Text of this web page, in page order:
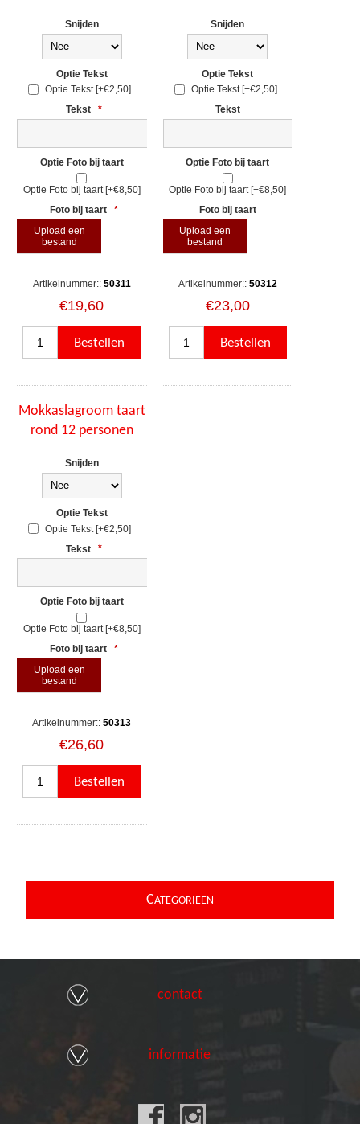
Snijden
Optie Tekst
Optie Tekst [+€2,50]
Tekst
*
Optie Foto bij taart
Optie Foto bij taart [+€8,50]
Foto bij taart
*
Upload een
bestand
Artikelnummer:: 50311
€19,60
Snijden
Optie Tekst
Optie Tekst [+€2,50]
Tekst
Optie Foto bij taart
Optie Foto bij taart [+€8,50]
Foto bij taart
Upload een
bestand
Artikelnummer:: 50312
€23,00
Mokkaslagroom taart
rond 12 personen
Snijden
Optie Tekst
Optie Tekst [+€2,50]
Tekst
*
Optie Foto bij taart
Optie Foto bij taart [+€8,50]
Foto bij taart
*
Upload een
bestand
Artikelnummer:: 50313
€26,60
CATEGORIEEN
contact
informatie